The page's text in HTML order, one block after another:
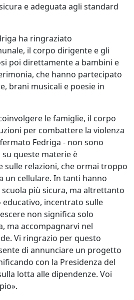
e adeguata agli standard
ha ringraziato
il corpo dirigente e gli
poi direttamente a bambini e
che hanno partecipato
brani musicali e poesie in
le famiglie, il corpo
per combattere la violenza
Fedriga - non sono
queste materie è
sulle relazioni, che ormai troppo
un cellulare. In tanti hanno
più sicura, ma altrettanto
incentrato sulle
non significa solo
ma accompagnarvi nel
Vi ringrazio per questo
di annunciare un progetto
con la Presidenza del
lotta alle dipendenze. Voi